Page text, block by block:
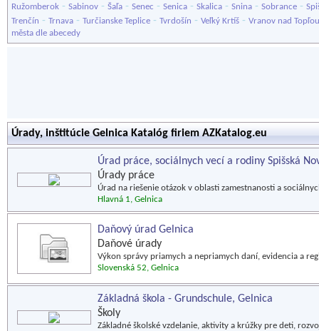
Ružomberok - Sabinov - Šaľa - Senec - Senica - Skalica - Snina - Sobrance -
Trenčín - Trnava - Turčianske Teplice - Tvrdošín - Veľký Krtíš - Vranov nad Topľou
města dle abecedy
Úrady, inštitúcie Gelnica Katalóg firiem AZKatalog.eu
Úrad práce, sociálnych vecí a rodiny Spišská
Úrady práce
Úrad na riešenie otázok v oblasti zamestnanosti a
Hlavná 1, Gelnica
Daňový úrad Gelnica
Daňové úrady
Výkon správy priamych a nepriamych daní, evidencia a
Slovenská 52, Gelnica
Základná škola - Grundschule, Gelnica
Školy
Základné školské vzdelanie, aktivity a krúžky pre deti,